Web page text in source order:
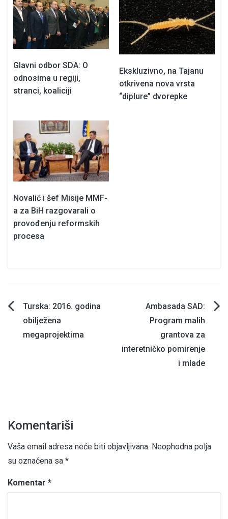
Glavni odbor SDA: O
odnosima u regiji,
stranci, koaliciji
Ekskluzivno, na Tajanu
otkrivena nova vrsta
“diplure” dvorepke
Novalić i šef Misije MMF-
a za BiH razgovarali o
provođenju reformskih
procesa
Navigacija
članaka
Turska: 2016. godina
obilježena
megaprojektima
Ambasada SAD:
Program malih
grantova za
interetničko pomirenje
i mlade
Komentariši
Vaša email adresa neće biti objavljivana. Neophodna polja
su označena sa *
Komentar *